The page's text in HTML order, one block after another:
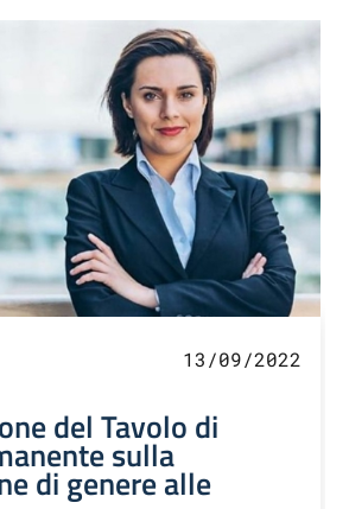
13/09/2022
del Tavolo di
sulla
di genere alle